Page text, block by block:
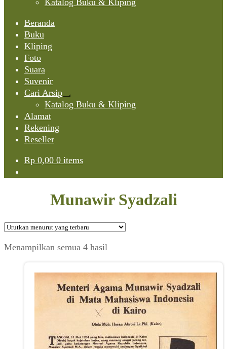
Katalog Buku & Kliping
Beranda
Buku
Kliping
Foto
Suara
Suvenir
Cari Arsip
Expand
child
Katalog Buku & Kliping
Alamat
Rekening
Reseller
Rp 0,00 0 items
Munawir Syadzali
Menampilkan semua 4 hasil
yang
terbaru